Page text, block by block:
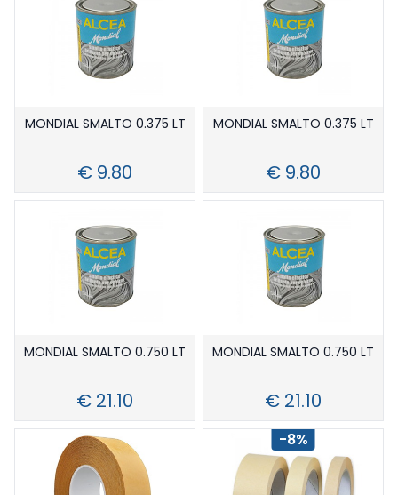
MONDIAL SMALTO 0.375 LT
€ 9.80
MONDIAL SMALTO 0.375 LT
€ 9.80
MONDIAL SMALTO 0.750 LT
€ 21.10
MONDIAL SMALTO 0.750 LT
€ 21.10
-8%